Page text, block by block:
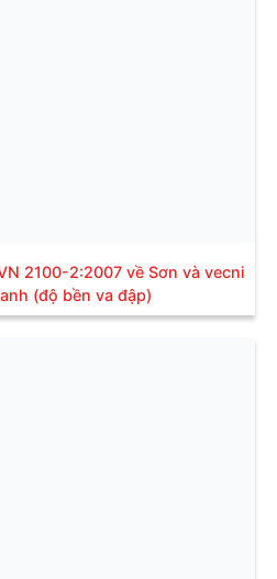
2100-2:2007 về Sơn và vecni
(độ bền va đập)